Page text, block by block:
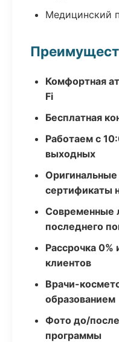
Медицинский
Комфортная
Fi
Бесплатная
Работаем с
выходных
сертификаты
Современные
последнего
Рассрочка 0%
клиентов
Врачи-
образованием
Фото до/
программы